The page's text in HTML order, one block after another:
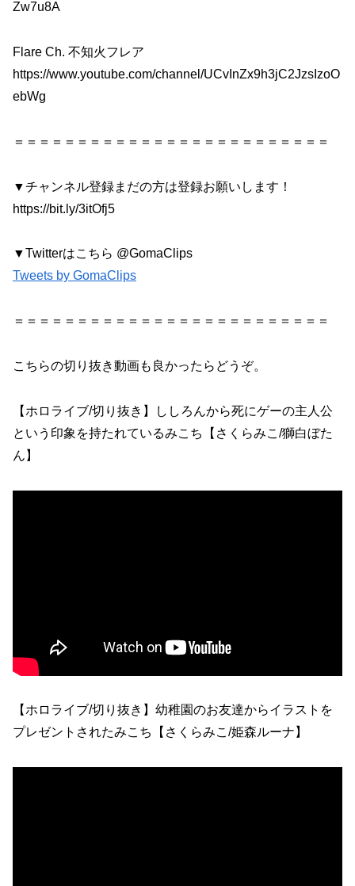
Zw7u8A
Flare Ch. 不知火フレア
https://www.youtube.com/channel/UCvInZx9h3jC2JzsIzoO
ebWg
＝＝＝＝＝＝＝＝＝＝＝＝＝＝＝＝＝＝＝＝＝＝＝＝＝
▼チャンネル登録まだの方は登録お願いします！
https://bit.ly/3itOfj5
▼Twitterはこちら @GomaClips
Tweets by GomaClips
＝＝＝＝＝＝＝＝＝＝＝＝＝＝＝＝＝＝＝＝＝＝＝＝＝
こちらの切り抜き動画も良かったらどうぞ。
【ホロライブ/切り抜き】ししろんから死にゲーの主人公
という印象を持たれているみこち【さくらみこ/獅白ぼた
ん】
【ホロライブ/切り抜き】幼稚園のお友達からイラストを
プレゼントされたみこち【さくらみこ/姫森ルーナ】